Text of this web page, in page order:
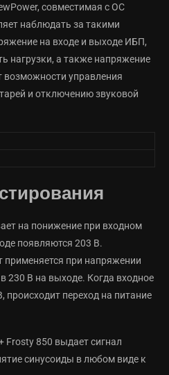
совместимая с ОС
наблюдать за такими
на входе и выходе ИБП,
нагрузки, а также напряжение
возможности управления
и отключению звуковой
на понижение при входном
появляются 203 В.
при напряжении
230 В на выходе. Когда входное
происходит переход на питание
Frosty 850 выдает сигнал
синусоиды в любом виде к